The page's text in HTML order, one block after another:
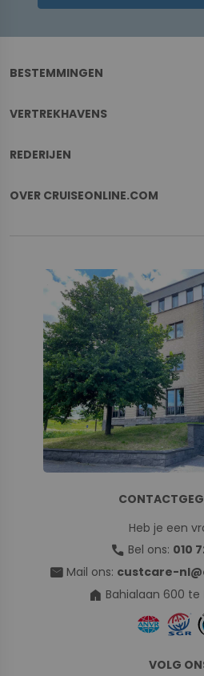
BESTEMMINGEN
VERTREKHAVENS
REDERIJEN
OVER CRUISEONLINE.COM
Heb je een
call Bel ons: 010
mail Mail ons: custcare-
home Bahialaan 600 te
VOLG